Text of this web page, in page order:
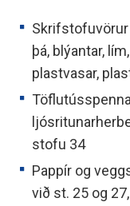
þá, blýantar,
plastvasar,
stofu 34
Pappír og
við st. 25 og